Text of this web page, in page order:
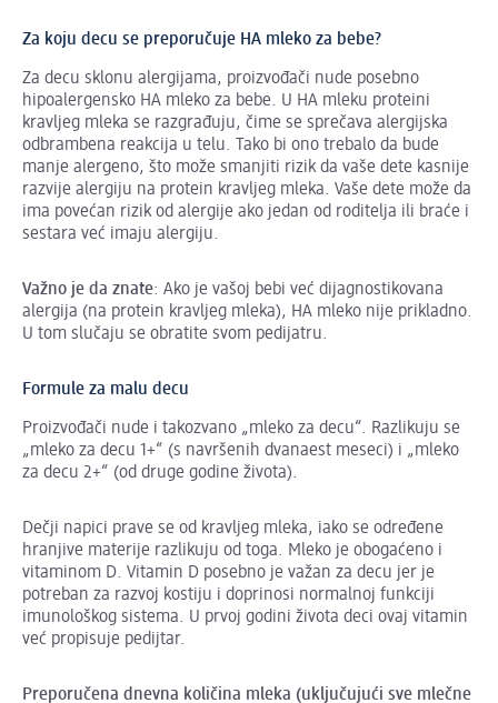
Za koju decu se preporučuje HA mleko za bebe?
Za decu sklonu alergijama, proizvođači nude posebno
hipoalergensko HA mleko za bebe. U HA mleku proteini
kravljeg mleka se razgrađuju, čime se sprečava alergijska
odbrambena reakcija u telu. Tako bi ono trebalo da bude
manje alergeno, što može smanjiti rizik da vaše dete kasnije
razvije alergiju na protein kravljeg mleka. Vaše dete može da
ima povećan rizik od alergije ako jedan od roditelja ili braće i
sestara već imaju alergiju.
Važno je da znate: Ako je vašoj bebi već dijagnostikovana
alergija (na protein kravljeg mleka), HA mleko nije prikladno.
U tom slučaju se obratite svom pedijatru.
Formule za malu decu
Proizvođači nude i takozvano „mleko za decu“. Razlikuju se
„mleko za decu 1+“ (s navršenih dvanaest meseci) i „mleko
za decu 2+“ (od druge godine života).
Dečji napici prave se od kravljeg mleka, iako se određene
hranjive materije razlikuju od toga. Mleko je obogaćeno i
vitaminom D. Vitamin D posebno je važan za decu jer je
potreban za razvoj kostiju i doprinosi normalnoj funkciji
imunološkog sistema. U prvoj godini života deci ovaj vitamin
već propisuje pedijtar.
Preporučena dnevna količina mleka (uključujući sve mlečne